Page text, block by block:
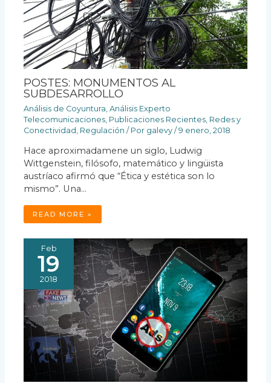
POSTES: MONUMENTOS AL
SUBDESARROLLO
Análisis de Coyuntura ,Análisis Experto
Telecomunicaciones Publicaciones Recientes Redes y
Conectividad Regulación / Por galevy/9 enero, 2018
Hace aproximadamene un siglo, Ludwig
Wittgenstein, filósofo, matemático y lingüista
austríaco afirmó que “Ética y estética son lo
mismo”. Una…
READ MORE »
Feb
19
2018